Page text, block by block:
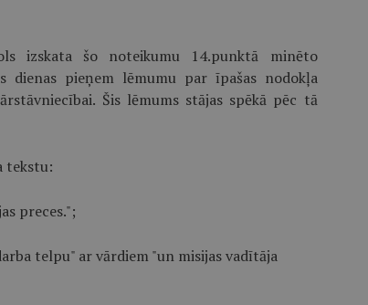
izskata šo noteikumu 14.punktā minēto
dienas pieņem lēmumu par īpašas nodokļa
Šis lēmums stājas spēkā pēc tā
tekstu:
preces.";
telpu" ar vārdiem "un misijas vadītāja